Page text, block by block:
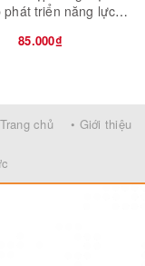
phát triển năng lực
85.000₫
chủ • Giới thiệu